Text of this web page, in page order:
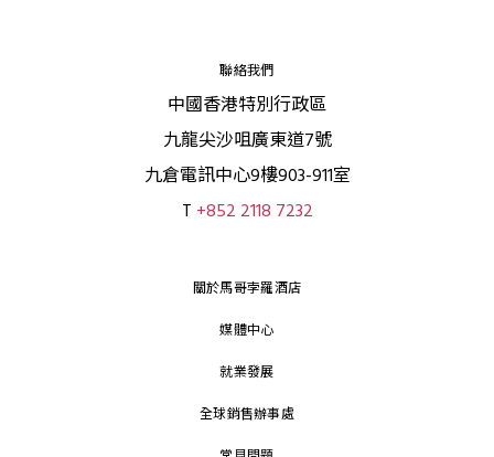
聯絡我們
中國香港特別行政區
九龍尖沙咀廣東道7號
九倉電訊中心9樓903-911室
T +852 2118 7232
關於馬哥孛羅酒店
媒體中心
就業發展
全球銷售辦事處